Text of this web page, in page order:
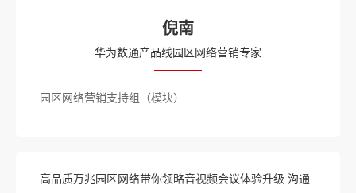
倪南
华为数通产品线园区网络营销专家
园区网络营销支持组（模块）
高品质万兆园区网络带你领略音视频会议体验升级 沟通